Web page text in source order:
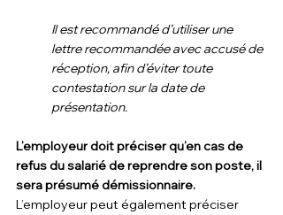
Il est recommandé d’utiliser une
lettre recommandée avec accusé de
réception, afin d’éviter toute
contestation sur la date de
présentation.
L’employeur doit préciser qu’en cas de
refus du salarié de reprendre son poste, il
sera présumé démissionnaire.
L’employeur peut également préciser